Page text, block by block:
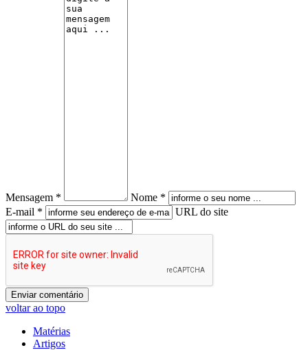
Mensagem *
Nome *
E-mail *
URL do site
voltar ao topo
Matérias
Artigos